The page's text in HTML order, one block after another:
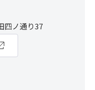
四ノ通り37